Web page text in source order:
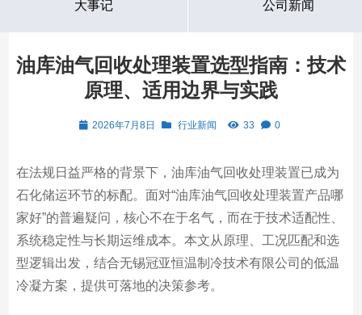
大事记 公司新闻
油库油气回收处理装置选型指南：技术
原理、适用边界与实践
2026年7月8日 行业新闻 33 0
在法规日益严格的背景下，油库油气回收处理装置已成为
石化储运环节的标配。面对“油库油气回收处理装置产品哪
家好”的普遍疑问，核心不在于名气，而在于技术适配性、
系统稳定性与长期运维成本。本文从原理、工况匹配和选
型逻辑出发，结合无锡冠亚恒温制冷技术有限公司的低温
冷凝方案，提供可落地的决策参考。